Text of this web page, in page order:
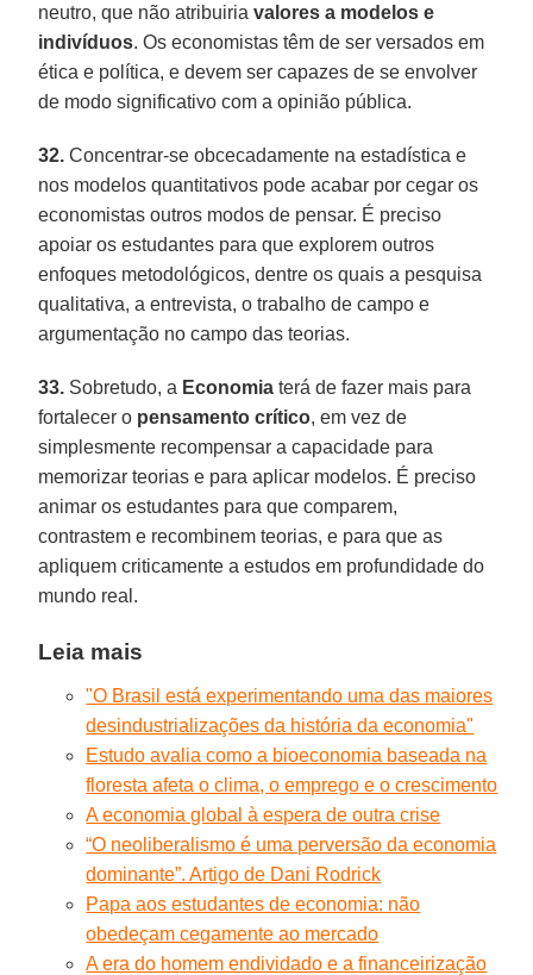
neutro, que não atribuiriavalores a modelos e
indivíduos. Os economistas têm de ser versados em
ética e política, e devem ser capazes de se envolver
de modo significativo com a opinião pública.
32. Concentrar-se obcecadamente na estadística e
nos modelos quantitativos pode acabar por cegar os
economistas outros modos de pensar. É preciso
apoiar os estudantes para que explorem outros
enfoques metodológicos, dentre os quais a pesquisa
qualitativa, a entrevista, o trabalho de campo e
argumentação no campo das teorias.
33. Sobretudo, a Economia terá de fazer mais para
fortalecer o pensamento crítico, em vez de
simplesmente recompensar a capacidade para
memorizar teorias e para aplicar modelos. É preciso
animar os estudantes para que comparem,
contrastem e recombinem teorias, e para que as
apliquem criticamente a estudos em profundidade do
mundo real.
Leia mais
"O Brasil está experimentando uma das maiores
desindustrializações da história da economia"
Estudo avalia como a bioeconomia baseada na
floresta afeta o clima, o emprego e o crescimento
A economia global à espera de outra crise
“O neoliberalismo é uma perversão da economia
dominante”. Artigo de Dani Rodrick
Papa aos estudantes de economia: não
obedeçam cegamente ao mercado
A era do homem endividado e a financeirização